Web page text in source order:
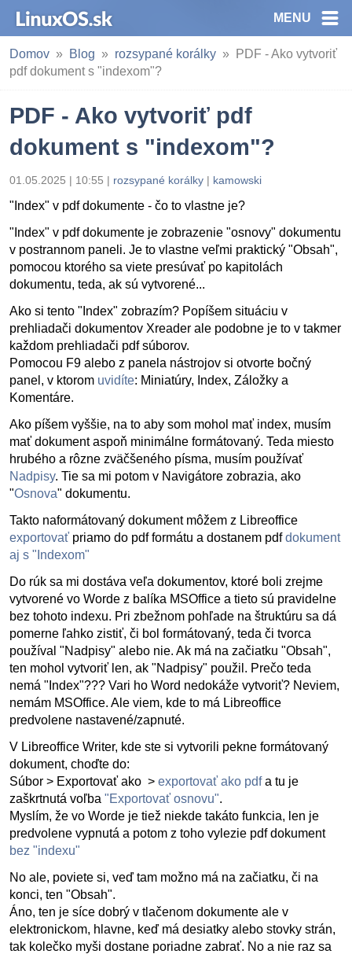
MENU
Domov Blog rozsypané korálky
PDF - Ako vytvoriť
pdf dokument s "indexom"?
PDF - Ako vytvoriť pdf
dokument s "indexom"?
01.05.2025 | 10:55 | rozsypané korálky | kamowski
"Index" v pdf dokumente - čo to vlastne je?
"Index" v pdf dokumente je zobrazenie "osnovy" dokumentu
v postrannom paneli. Je to vlastne veľmi praktický "Obsah",
pomocou ktorého sa viete presúvať po kapitolách
dokumentu, teda, ak sú vytvorené...
Ako si tento "Index" zobrazím? Popíšem situáciu v
prehliadači dokumentov Xreader ale podobne je to v takmer
každom prehliadači pdf súborov.
Pomocou F9 alebo z panela nástrojov si otvorte bočný
panel, v ktorom uvidíte: Miniatúry, Index, Záložky a
Komentáre.
Ako píšem vyššie, na to aby som mohol mať index, musím
mať dokument aspoň minimálne formátovaný. Teda miesto
hrubého a rôzne zväčšeného písma, musím používať
Nadpisy. Tie sa mi potom v Navigátore zobrazia, ako
"Osnova" dokumentu.
Takto naformátovaný dokument môžem z Libreoffice
exportovať priamo do pdf formátu a dostanem pdfdokument
aj s "Indexom"
Do rúk sa mi dostáva veľa dokumentov, ktoré boli zrejme
vytvorené vo Worde z balíka MSOffice a tieto sú pravidelne
bez tohoto indexu. Pri zbežnom pohľade na štruktúru sa dá
pomerne ľahko zistiť, či bol formátovaný, teda či tvorca
používal "Nadpisy" alebo nie. Ak má na začiatku "Obsah",
ten mohol vytvoriť len, ak "Nadpisy" použil. Prečo teda
nemá "Index"??? Vari ho Word nedokáže vytvoriť? Neviem,
nemám MSOffice. Ale viem, kde to má Libreoffice
predvolene nastavené/zapnuté.
V Libreoffice Writer, kde ste si vytvorili pekne formátovaný
dokument, choďte do:
Súbor > Exportovať ako > exportovať ako pdfa tu je
zaškrtnutá voľba "Exportovať osnovu".
Myslím, že vo Worde je tiež niekde takáto funkcia, len je
predvolene vypnutá a potom z toho vylezie pdf dokument
bez "indexu"
No ale, poviete si, veď tam možno má na začiatku, či na
konci, ten "Obsah".
Áno, ten je síce dobrý v tlačenom dokumente ale v
elektronickom, hlavne, keď má desiatky alebo stovky strán,
tak kolečko myši dostane poriadne zabrať. No a nie raz sa